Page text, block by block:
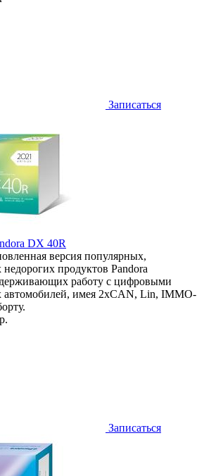
Записаться
DX 40R
версия популярных,
продуктов Pandora
работу с цифровыми
имея 2хCAN, Lin, IMMO-
Записаться